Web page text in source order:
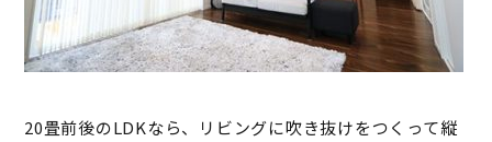
20畳前後のLDKなら、リビングに吹き抜けをつくって縦